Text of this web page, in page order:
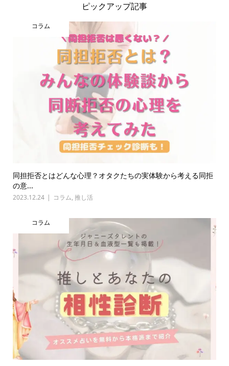
ピックアップ記事
コラム
同担拒否とはどんな心理？オタクたちの実体験から考える同拒
の意...
2023.12.24 コラム, 推し活
コラム